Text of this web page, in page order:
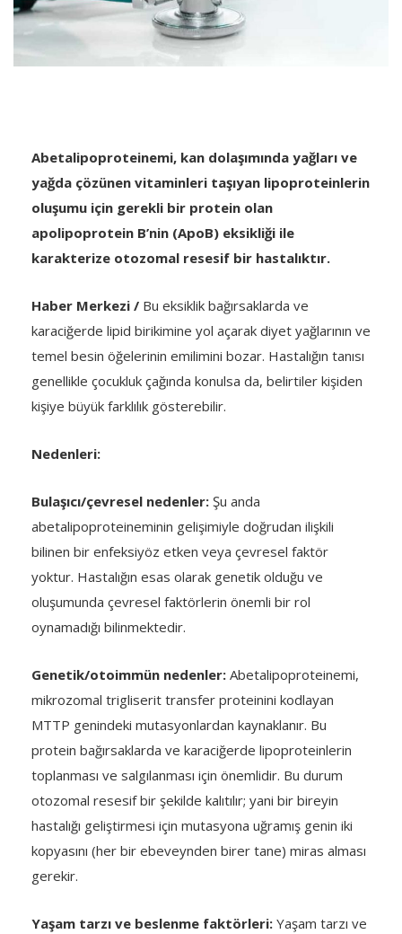
Abetalipoproteinemi, kan dolaşımında yağları ve
yağda çözünen vitaminleri taşıyan lipoproteinlerin
oluşumu için gerekli bir protein olan
apolipoprotein B’nin (ApoB) eksikliği ile
karakterize otozomal resesif bir hastalıktır.
Haber Merkezi / Bu eksiklik bağırsaklarda ve
karaciğerde lipid birikimine yol açarak diyet yağlarının ve
temel besin öğelerinin emilimini bozar. Hastalığın tanısı
genellikle çocukluk çağında konulsa da, belirtiler kişiden
kişiye büyük farklılık gösterebilir.
Nedenleri:
Bulaşıcı/çevresel nedenler: Şu anda
abetalipoproteineminin gelişimiyle doğrudan ilişkili
bilinen bir enfeksiyöz etken veya çevresel faktör
yoktur. Hastalığın esas olarak genetik olduğu ve
oluşumunda çevresel faktörlerin önemli bir rol
oynamadığı bilinmektedir.
Genetik/otoimmün nedenler: Abetalipoproteinemi,
mikrozomal trigliserit transfer proteinini kodlayan
MTTP genindeki mutasyonlardan kaynaklanır. Bu
protein bağırsaklarda ve karaciğerde lipoproteinlerin
toplanması ve salgılanması için önemlidir. Bu durum
otozomal resesif bir şekilde kalıtılır; yani bir bireyin
hastalığı geliştirmesi için mutasyona uğramış genin iki
kopyasını (her bir ebeveynden birer tane) miras alması
gerekir.
Yaşam tarzı ve beslenme faktörleri: Yaşam tarzı ve